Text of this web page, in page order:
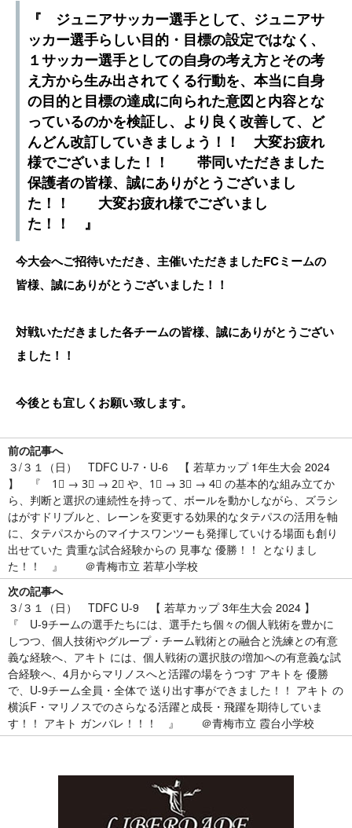
『 ジュニアサッカー選手として、ジュニアサ
ッカー選手らしい目的・目標の設定ではなく、
１サッカー選手としての自身の考え方とその考
え方から生み出されてくる行動を、本当に自身
の目的と目標の達成に向られた意図と内容とな
っているのかを検証し、より良く改善して、ど
んどん改訂していきましょう！！ 大変お疲れ
様でございました！！ 帯同いただきました
保護者の皆様、誠にありがとうございまし
た！！ 大変お疲れ様でございまし
た！！ 』
今大会へご招待いただき、主催いただきましたFCミームの
皆様、誠にありがとうございました！！
対戦いただきました各チームの皆様、誠にありがとうござい
ました！！
今後とも宜しくお願い致します。
前の記事へ
３/３１（日） TDFC U-7・U-6 【 若草カップ 1年生大会 2024
】 『 1⃣ → 3⃣ → 2⃣ や、1⃣ → 3⃣ → 4⃣ の基本的な組み立てか
ら、判断と選択の連続性を持って、ボールを動かしながら、ズラシ
はがすドリブルと、レーンを変更する効果的なタテパスの活用を軸
に、タテパスからのマイナスワンツーも発揮していける場面も創り
出せていた 貴重な試合経験からの 見事な 優勝！！ となりまし
た！！ 』 ＠青梅市立 若草小学校
次の記事へ
３/３１（日） TDFC U-9 【 若草カップ 3年生大会 2024 】
『 U-9チームの選手たちには、選手たち個々の個人戦術を豊かに
しつつ、個人技術やグループ・チーム戦術との融合と洗練との有意
義な経験へ、アキト には、個人戦術の選択肢の増加への有意義な試
合経験へ、4月からマリノスへと活躍の場をうつす アキトを 優勝
で、U-9チーム全員・全体で 送り出す事ができました！！ アキト の
横浜F・マリノスでのさらなる活躍と成長・飛躍を期待していま
す！！ アキト ガンバレ！！！ 』 ＠青梅市立 霞台小学校